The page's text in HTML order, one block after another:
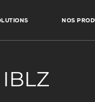
NOS